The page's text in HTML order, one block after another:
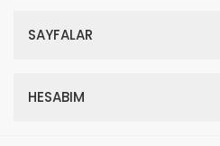
SAYFALAR
HESABIM